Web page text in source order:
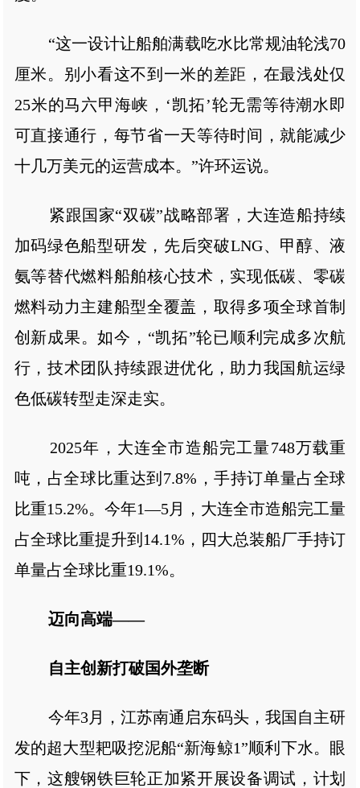
“这一设计让船舶满载吃水比常规油轮浅70
厘米。别小看这不到一米的差距，在最浅处仅
25米的马六甲海峡，‘凯拓’轮无需等待潮水即
可直接通行，每节省一天等待时间，就能减少
十几万美元的运营成本。”许环运说。
紧跟国家“双碳”战略部署，大连造船持续
加码绿色船型研发，先后突破LNG、甲醇、液
氨等替代燃料船舶核心技术，实现低碳、零碳
燃料动力主建船型全覆盖，取得多项全球首制
创新成果。如今，“凯拓”轮已顺利完成多次航
行，技术团队持续跟进优化，助力我国航运绿
色低碳转型走深走实。
2025年，大连全市造船完工量748万载重
吨，占全球比重达到7.8%，手持订单量占全球
比重15.2%。今年1—5月，大连全市造船完工量
占全球比重提升到14.1%，四大总装船厂手持订
单量占全球比重19.1%。
迈向高端——
自主创新打破国外垄断
今年3月，江苏南通启东码头，我国自主研
发的超大型耙吸挖泥船“新海鲸1”顺利下水。眼
下，这艘钢铁巨轮正加紧开展设备调试，计划